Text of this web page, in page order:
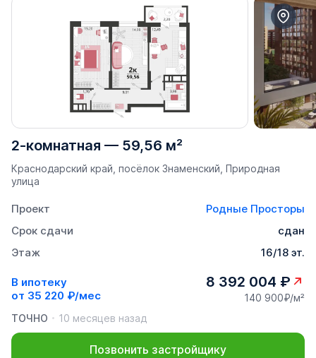
2-комнатная — 59,56 м²
Краснодарский край, посёлок Знаменский, Природная
улица
Проект
Родные Просторы
Срок сдачи
сдан
Этаж
16/18 эт.
В ипотеку
от 35 220 ₽/мес
8 392 004 ₽
140 900₽/м²
ТОЧНО
10 месяцев назад
Позвонить застройщику